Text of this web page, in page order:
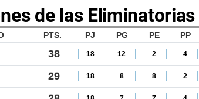
de las Eliminatorias